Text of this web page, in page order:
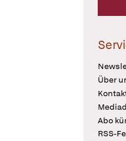
Über
Abo
RSS-